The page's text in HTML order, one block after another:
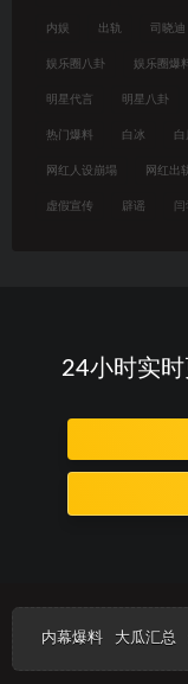
内娱 出轨 司晓迪
娱乐圈八卦 娱乐圈爆料
明星代言 明星八卦
热门爆料 白冰 白
网红人设崩塌 网红出
虚假宣传 辟谣
24小时实
内幕爆料 大瓜汇总